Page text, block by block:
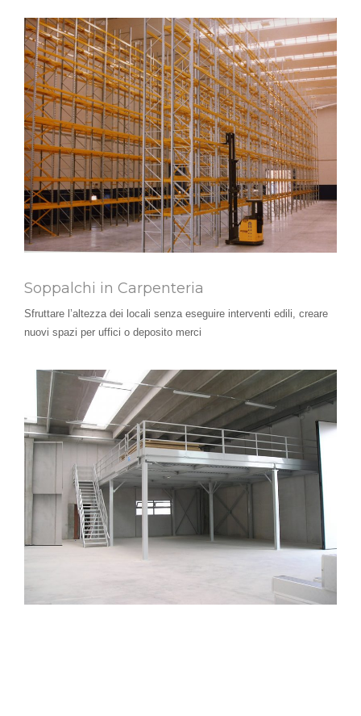
Soppalchi in Carpenteria
Sfruttare l’altezza dei locali senza eseguire interventi edili, creare
nuovi spazi per uffici o deposito merci